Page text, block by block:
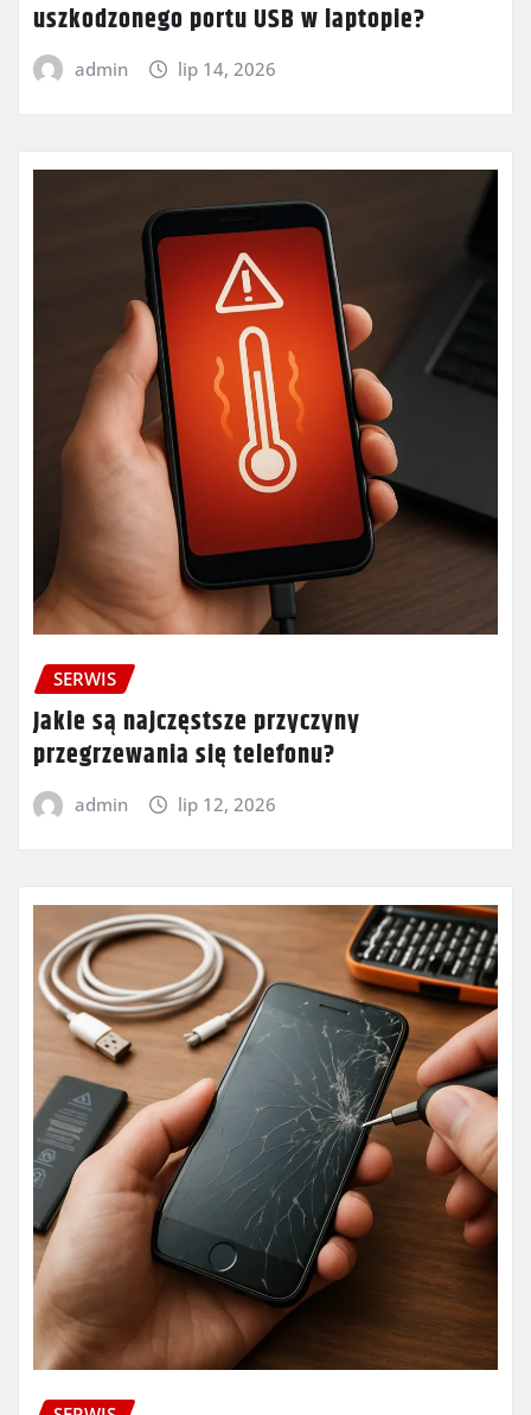
uszkodzonego portu USB w laptopie?
admin lip 14, 2026
SERWIS
Jakie są najczęstsze przyczyny
przegrzewania się telefonu?
admin lip 12, 2026